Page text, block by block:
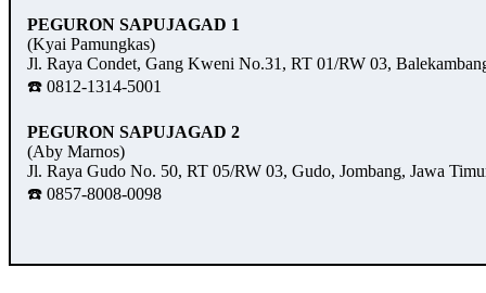
PEGURON SAPUJAGAD 1
(Kyai Pamungkas)
Jl. Raya Condet, Gang Kweni No.31, RT 01/RW 03,
☎️ 0812-1314-5001
PEGURON SAPUJAGAD 2
(Aby Marnos)
Jl. Raya Gudo No. 50, RT 05/RW 03, Gudo, Jombang, Jawa
☎️ 0857-8008-0098